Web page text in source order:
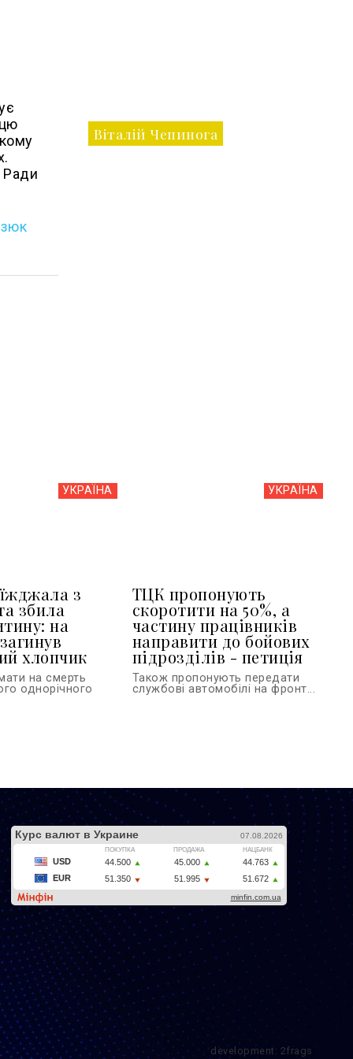
Ради
Віталій Чепинога
УКРАЇНА
з
збила
на
хлопчик
на смерть
однорічного
УКРАЇНА
ТЦК пропонують
скоротити на 50%, а
частину працівників
направити до бойових
підрозділів - петиція
Також пропонують передати
службові автомобілі на фронт...
development: 2frags